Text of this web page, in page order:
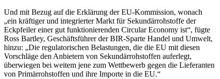
Und mit Bezug auf die Erklärung der EU-Kommission, wonach
„ein kräftiger und integrierter Markt für Sekundärrohstoffe der
Eckpfeiler einer gut funktionierenden Circular Economy ist“, fügte
Ross Bartley, Geschäftsführer der BIR-Sparte Handel und Umwelt,
hinzu: „Die regulatorischen Belastungen, die die EU mit diesen
Vorschläge den Anbietern von Sekundärrohstoffen auferlegt,
überwiegen bei weitem jene zum Wettbewerb gegen die Lieferanten
von Primärrohstoffen und ihre Importe in die EU.“